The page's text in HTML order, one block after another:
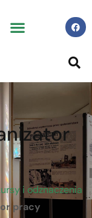
i odznaczenia
pracy